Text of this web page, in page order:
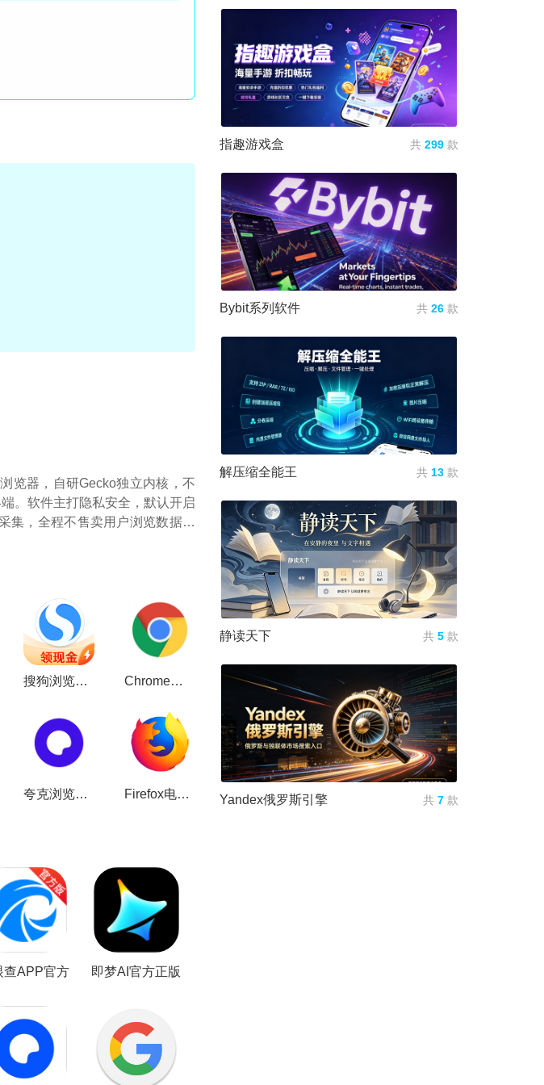
览器，自研Gecko独立内核，不
。软件主打隐私安全，默认开启
集，全程不售卖用户浏览数据，
搜狗浏览器app官方版(搜狗浏览器极速版app)v20.1.5.1051安卓最新版 Chrome谷歌浏览器免费下载v150.0.7871.115 安卓版
夸克浏览器手表版下载安装v3.0.0.942小屏版 Firefox电视版apk(firefox电视浏览器)v4.8安卓TV版
查APP官方
免费版
即梦AI官方正版
指趣游戏盒 共 299 款
Bybit系列软件 共 26 款
解压缩全能王 共 13 款
静读天下 共 5 款
Yandex俄罗斯引擎 共 7 款